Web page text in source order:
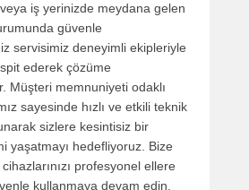
iş yerinizde meydana gelen
güvenle
servisimiz deneyimli ekipleriyle
ederek çözüme
Müşteri memnuniyeti odaklı
sayesinde hızlı ve etkili teknik
sizlere kesintisiz bir
yaşatmayı hedefliyoruz. Bize
profesyonel ellere
kullanmaya devam edin.